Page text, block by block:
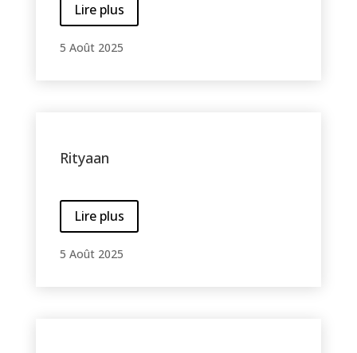
Lire plus
5 Août 2025
Rityaan
Lire plus
5 Août 2025